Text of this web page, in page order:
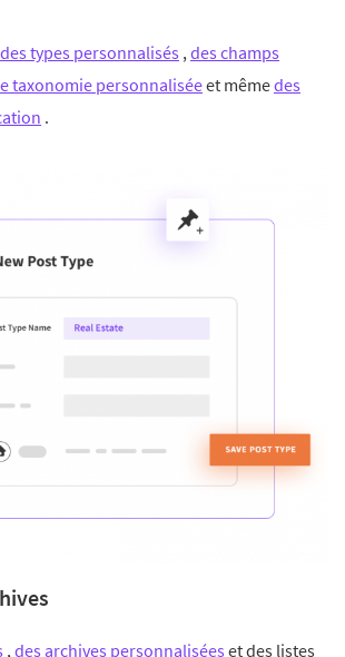
des types personnalisés ,des champs
taxonomie personnaliséeet mêmedes
.
, des archives personnalisées et des listes